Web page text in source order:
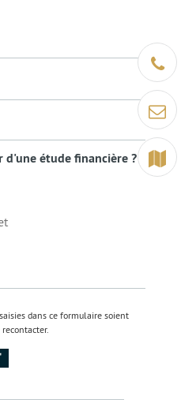
Être
Contact
Terrain
d'une étude financière ?
dans ce formulaire soient